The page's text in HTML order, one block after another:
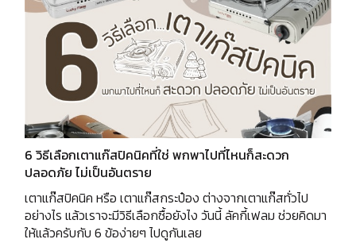
6 วิธีเลือกเตาแก๊สปิคนิคที่ใช่ พกพาไปที่ไหนก็สะดวก
ปลอดภัย ไม่เป็นอันตราย
เตาแก๊สปิคนิค หรือ เตาแก๊สกระป๋อง ต่างจากเตาแก๊สทั่วไป
อย่างไร แล้วเราจะมีวิธีเลือกซื้อยังไง วันนี้ ลัคกี้เฟลม ช่วยคิดมา
ให้แล้วครับกับ 6 ข้อง่ายๆ ไปดูกันเลย